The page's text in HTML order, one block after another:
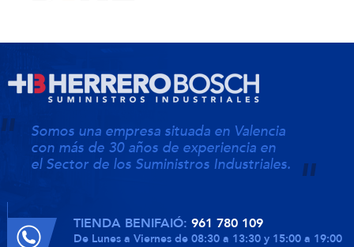
Somos una empresa situada en Valencia
con más de 30 años de experiencia en
el Sector de los Suministros Industriales.
TIENDA BENIFAIÓ: 961 780 109
De Lunes a Viernes de 08:30 a 13:30 y 15:00 a 19:00